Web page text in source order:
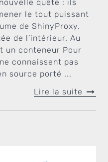
quête : ils
le tout puissant
de ShinyProxy.
de l’intérieur. Au
un conteneur Pour
connaissent pas
source porté ...
Lire la suite